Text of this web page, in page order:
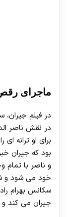
ماجرای رقص
در فیلم
در نقش ناصر
برای او ترانه
بود که جیران
و ناصر با تمام
خود می شود و
سکانس بهرام
جیران می کند و